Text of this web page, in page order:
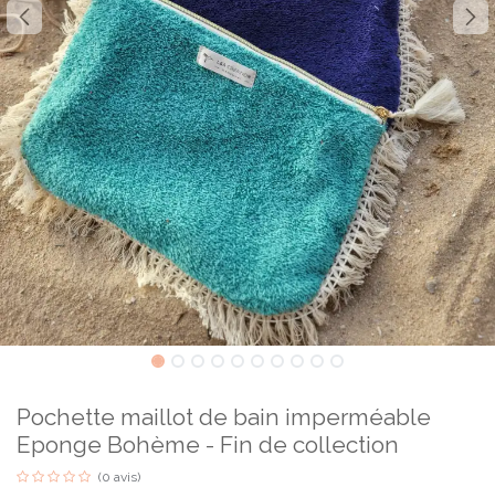
Pochette maillot de bain imperméable
Eponge Bohème - Fin de collection
(0 avis)